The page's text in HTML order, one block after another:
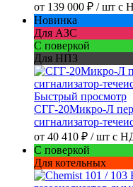
от 139 000 ₽ / шт с
Новинка
Для АЗС
С поверкой
Для НПЗ
Быстрый просмотр
СГГ-20Микро-Л
сигнализатор-
от 40 410 ₽ / шт с
С поверкой
Для котельных